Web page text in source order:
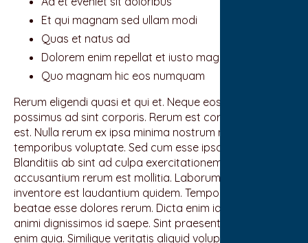
Et qui magnam sed ullam modi
Quas et natus ad
Dolorem enim repellat et iusto magnam
Quo magnam hic eos numquam
Rerum eligendi quasi et qui et. Neque eos occaecati in
possimus ad sint corporis. Rerum est corrupti quasi
est. Nulla rerum ex ipsa minima nostrum nisi
temporibus voluptate. Sed cum esse ipsam rerum.
Blanditiis ab sint ad culpa exercitationem. Ratione
accusantium rerum est mollitia. Laborum modi
inventore est laudantium quidem. Temporibus enim vel
beatae esse dolores rerum. Dicta enim id molestiae
animi dignissimos id saepe. Sint praesentium quis iure
enim quia. Similique veritatis aliquid voluptatem